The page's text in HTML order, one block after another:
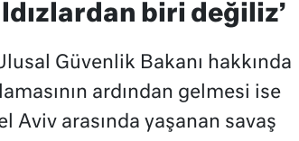
biri değiliz’
Güvenlik Bakanı hakkında
ardından gelmesi ise
Aviv arasında yaşanan savaş